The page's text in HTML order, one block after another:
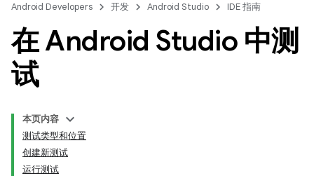
Android Developers 开发 Android Studio IDE 指南
在 Android Studio 中测
试
本页内容
测试类型和位置
创建新测试
运行测试